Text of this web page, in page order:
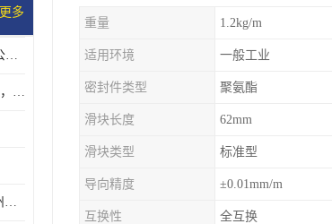
更多
湖州恩斯凯工业技术有限公司 湖州NSK轴承
德国INA轴，德国INA光轴，德国依纳光轴
美国KBS直线法兰轴承湖州KBS轴承
重量 1.2kg/m
适用环境 一般工业
密封件类型 聚氨酯
滑块长度 62mm
滑块类型 标准型
导向精度 ±0.01mm/m
互换性 全互换